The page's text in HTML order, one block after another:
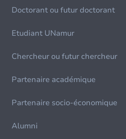
Doctorant ou futur doctorant
Etudiant UNamur
Chercheur ou futur chercheur
Partenaire académique
Partenaire socio-économique
Alumni